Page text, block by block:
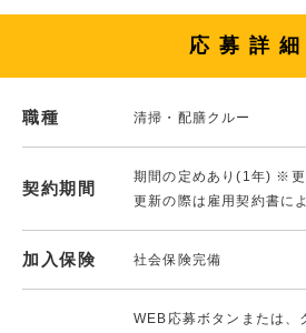
応募詳細
職種 清掃・配膳クルー
契約期間
期間の定めあり(1年) ※更
更新の際は雇用契約書に
加入保険 社会保険完備
WEB応募ボタンまたは、